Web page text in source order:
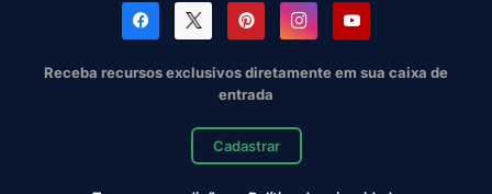
Receba recursos exclusivos diretamente em sua caixa de
entrada
Cadastrar